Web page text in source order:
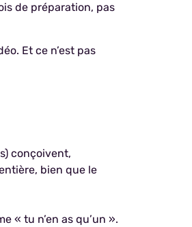
de préparation, pas
Et ce n’est pas
conçoivent,
bien que le
« tu n’en as qu’un ».